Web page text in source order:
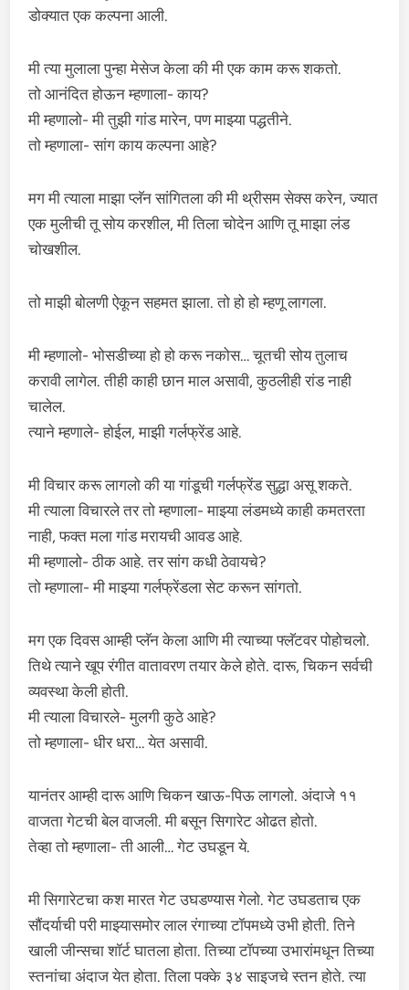
डोक्यात एक कल्पना आली.
मी त्या मुलाला पुन्हा मेसेज केला की मी एक काम करू शकतो.
तो आनंदित होऊन म्हणाला- काय?
मी म्हणालो- मी तुझी गांड मारेन, पण माझ्या पद्धतीने.
तो म्हणाला- सांग काय कल्पना आहे?
मग मी त्याला माझा प्लॅन सांगितला की मी थ्रीसम सेक्स करेन, ज्यात
एक मुलीची तू सोय करशील, मी तिला चोदेन आणि तू माझा लंड
चोखशील.
तो माझी बोलणी ऐकून सहमत झाला. तो हो हो म्हणू लागला.
मी म्हणालो- भोसडीच्या हो हो करू नकोस… चूतची सोय तुलाच
करावी लागेल. तीही काही छान माल असावी, कुठलीही रांड नाही
चालेल.
त्याने म्हणाले- होईल, माझी गर्लफ्रेंड आहे.
मी विचार करू लागलो की या गांडूची गर्लफ्रेंड सुद्धा असू शकते.
मी त्याला विचारले तर तो म्हणाला- माझ्या लंडमध्ये काही कमतरता
नाही, फक्त मला गांड मरायची आवड आहे.
मी म्हणालो- ठीक आहे. तर सांग कधी ठेवायचे?
तो म्हणाला- मी माझ्या गर्लफ्रेंडला सेट करून सांगतो.
मग एक दिवस आम्ही प्लॅन केला आणि मी त्याच्या फ्लॅटवर पोहोचलो.
तिथे त्याने खूप रंगीत वातावरण तयार केले होते. दारू, चिकन सर्वची
व्यवस्था केली होती.
मी त्याला विचारले- मुलगी कुठे आहे?
तो म्हणाला- धीर धरा… येत असावी.
यानंतर आम्ही दारू आणि चिकन खाऊ-पिऊ लागलो. अंदाजे ११
वाजता गेटची बेल वाजली. मी बसून सिगारेट ओढत होतो.
तेव्हा तो म्हणाला- ती आली… गेट उघडून ये.
मी सिगारेटचा कश मारत गेट उघडण्यास गेलो. गेट उघडताच एक
सौंदर्याची परी माझ्यासमोर लाल रंगाच्या टॉपमध्ये उभी होती. तिने
खाली जीन्सचा शॉर्ट घातला होता. तिच्या टॉपच्या उभारांमधून तिच्या
स्तनांचा अंदाज येत होता. तिला पक्के ३४ साइजचे स्तन होते. त्या